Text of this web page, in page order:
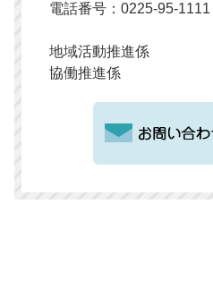
電話番号：0225-95-1111
地域活動推進係
協働推進係